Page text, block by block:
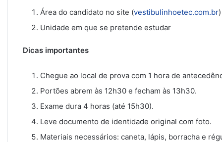
Área do candidato no site (vestibulinhoetec.com.br)
Unidade em que se pretende estudar
Dicas importantes
Chegue ao local de prova com 1 hora de
Portões abrem às 12h30 e fecham às 13h30.
Exame dura 4 horas (até 15h30).
Leve documento de identidade original com foto.
Materiais necessários: caneta, lápis, borracha e